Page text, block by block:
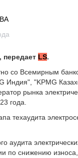
передает LS.
со Всемирным
Индия", "KPMG
рынка
года.
техаудита
аудита
по снижению износа,